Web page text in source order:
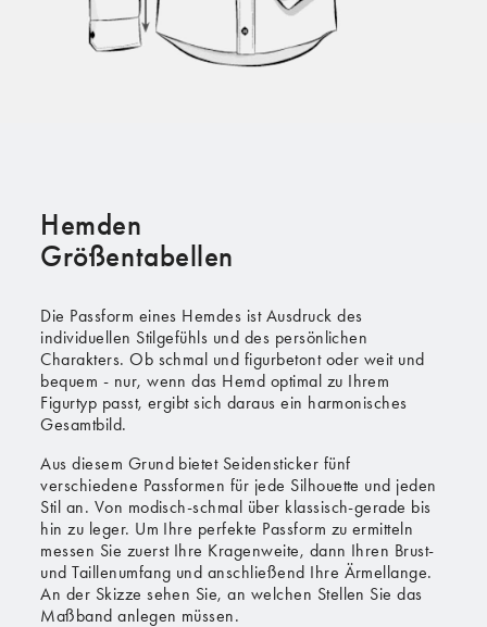
Hemden
Größentabellen
Die Passform eines Hemdes ist Ausdruck des
individuellen Stilgefühls und des persönlichen
Charakters. Ob schmal und figurbetont oder weit und
bequem - nur, wenn das Hemd optimal zu Ihrem
Figurtyp passt, ergibt sich daraus ein harmonisches
Gesamtbild.
Aus diesem Grund bietet Seidensticker fünf
verschiedene Passformen für jede Silhouette und jeden
Stil an. Von modisch-schmal über klassisch-gerade bis
hin zu leger. Um Ihre perfekte Passform zu ermitteln
messen Sie zuerst Ihre Kragenweite, dann Ihren Brust-
und Taillenumfang und anschließend Ihre Ärmellange.
An der Skizze sehen Sie, an welchen Stellen Sie das
Maßband anlegen müssen.